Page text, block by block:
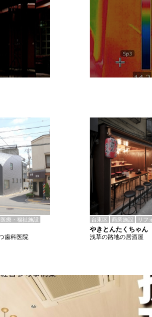
医療・福祉施設
歯科医院
台東区 商業施設 リフ
やきとんたくちゃん
浅草の路地の居酒屋